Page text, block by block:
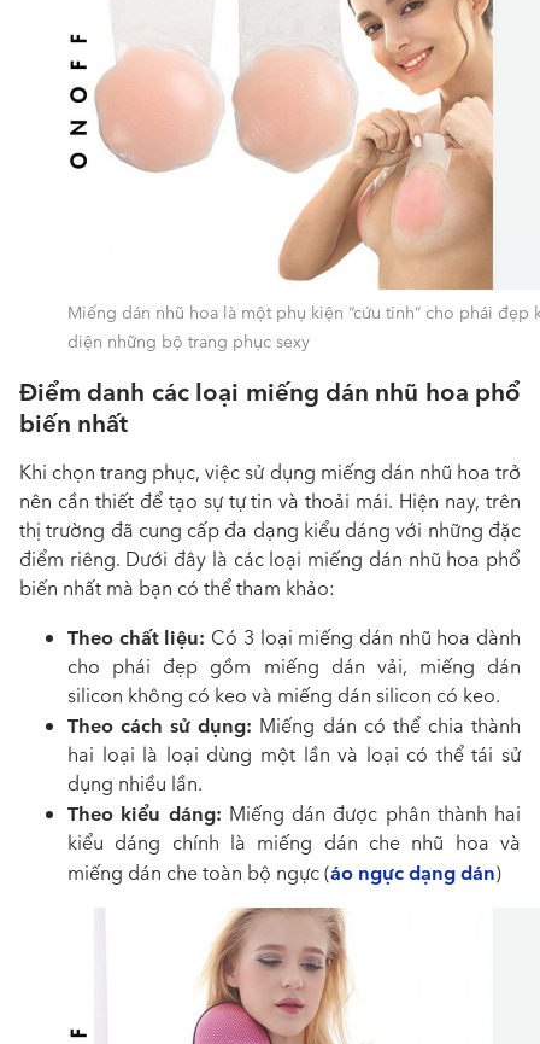
Miếng dán nhũ hoa là một phụ kiện “cứu tinh” cho phái đẹp
diện những bộ trang phục sexy
Điểm danh các loại miếng dán nhũ hoa phổ
biến nhất
Khi chọn trang phục, việc sử dụng miếng dán nhũ hoa trở
nên cần thiết để tạo sự tự tin và thoải mái. Hiện nay, trên
thị trường đã cung cấp đa dạng kiểu dáng với những đặc
điểm riêng. Dưới đây là các loại miếng dán nhũ hoa phổ
biến nhất mà bạn có thể tham khảo:
Theo chất liệu: Có 3 loại miếng dán nhũ hoa dành
cho phái đẹp gồm miếng dán vải, miếng dán
silicon không có keo và miếng dán silicon có keo.
Theo cách sử dụng: Miếng dán có thể chia thành
hai loại là loại dùng một lần và loại có thể tái sử
dụng nhiều lần.
Theo kiểu dáng: Miếng dán được phân thành hai
kiểu dáng chính là miếng dán che nhũ hoa và
miếng dán che toàn bộ ngực (áo ngực dạng dán)